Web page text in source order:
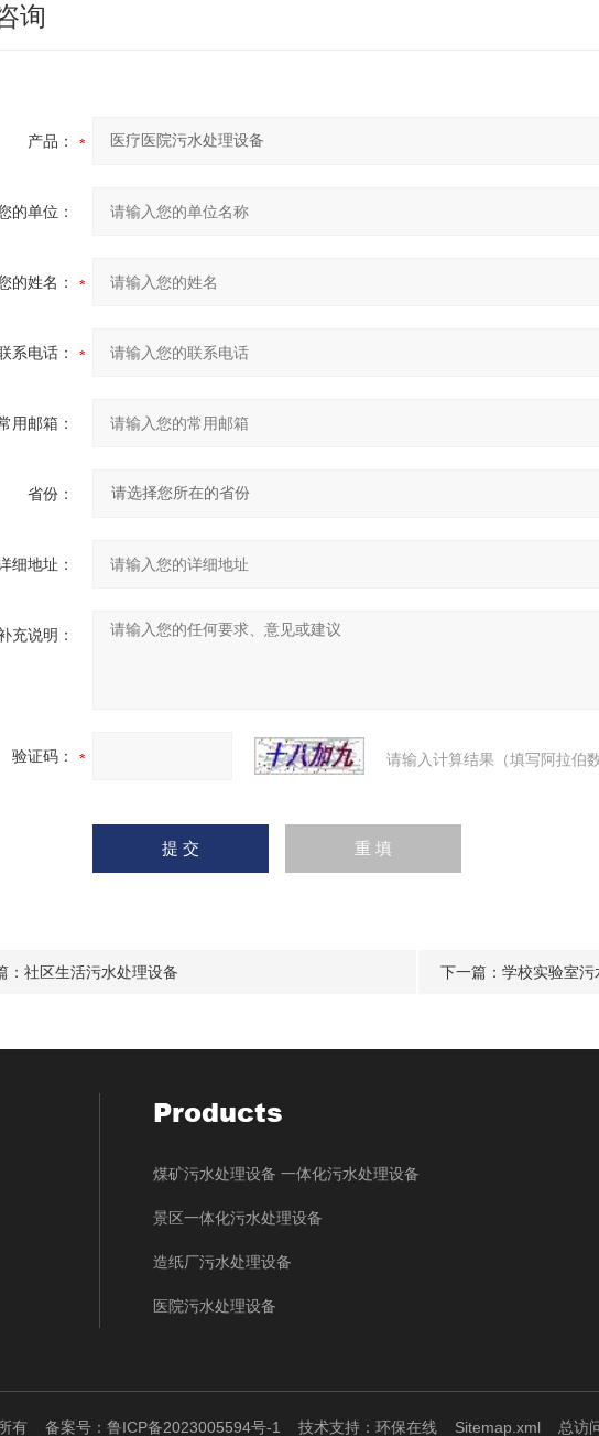
询
产品：
的单位：
的姓名：
系电话：
用邮箱：
省份：
细地址：
充说明：
验证码： 请输入计算结果（填写阿拉伯
： 社区生活污水处理设备 下一篇： 学校实验室污
Products
煤矿污水处理设备 一体化污水处理设备
景区一体化污水处理设备
造纸厂污水处理设备
医院污水处理设备
所有 备案号：鲁ICP备2023005594号-1 技术支持： 环保在线 Sitemap.xml 总访